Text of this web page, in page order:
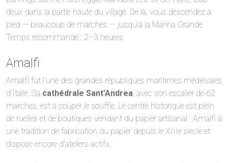
deux dans la partie haute du village. De là, vous descendez à
pied — beaucoup de marches — jusqu’à la Marina Grande.
Temps recommandé : 2–3 heures.
Amalfi
Amalfi fut l’une des grandes républiques maritimes médiévales
d’Italie. Sa cathédrale Sant’Andrea , avec son escalier de 62
marches, est à couper le souffle. Le centre historique est plein
de ruelles et de boutiques vendant du papier artisanal : Amalfi a
une tradition de fabrication du papier depuis le XIIIe siècle et
dispose encore d’ateliers actifs.